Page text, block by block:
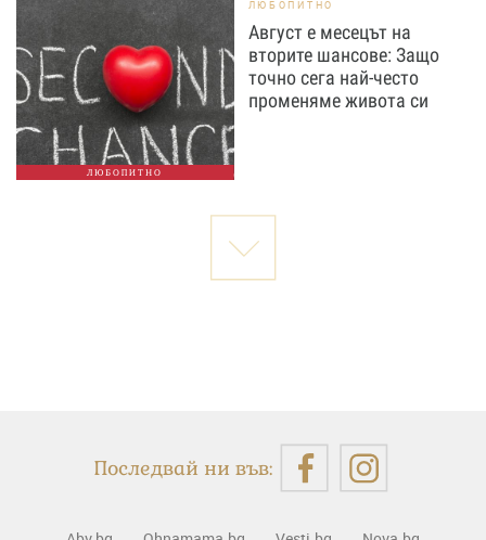
ЛЮБОПИТНО
ЛЮБОПИТНО
Август е месецът на
вторите шансове: Защо
точно сега най-често
променяме живота си
Последвай ни във: